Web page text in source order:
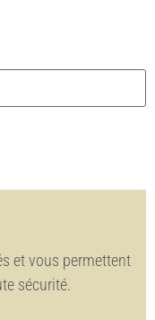
et vous permettent
sécurité.